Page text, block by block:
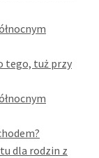
tego, tuż przy
dla rodzin z